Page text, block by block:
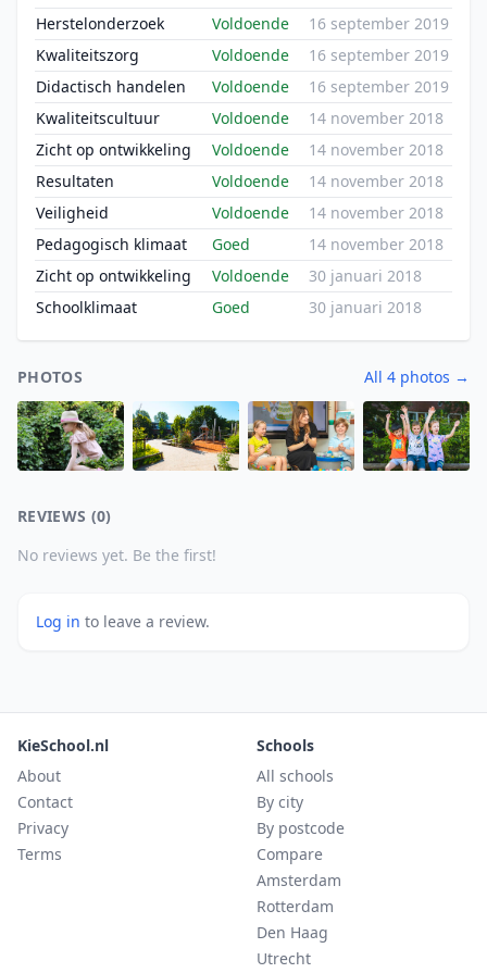
Herstelonderzoek Voldoende
16 september 2019
Kwaliteitszorg
Voldoende
16 september 2019
Didactisch handelen
Voldoende
16 september 2019
Kwaliteitscultuur
Voldoende
14 november 2018
Zicht op ontwikkeling
Voldoende
14 november 2018
Resultaten
Voldoende
14 november 2018
Veiligheid
Voldoende
14 november 2018
Pedagogisch klimaat
Goed
14 november 2018
Zicht op ontwikkeling
Voldoende
30 januari 2018
Schoolklimaat
Goed 30 januari 2018
PHOTOS All 4 photos →
REVIEWS (0)
No reviews yet. Be the first!
Log in to leave a review.
KieSchool.nl
About
Contact
Privacy
Terms
Schools
All schools
By city
By postcode
Compare
Amsterdam
Rotterdam
Den Haag
Utrecht